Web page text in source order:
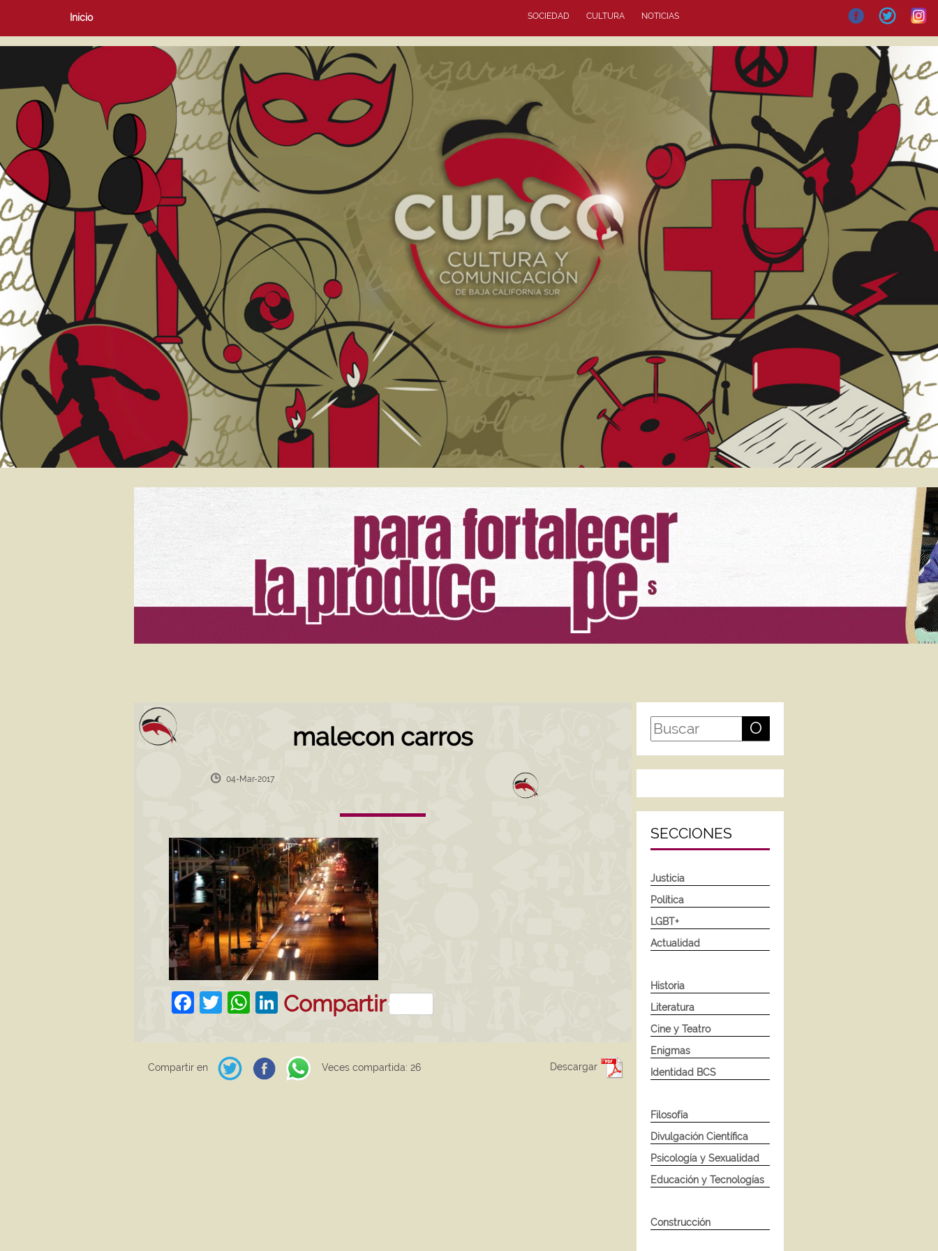
Inicio SOCIEDAD CULTURA NOTICIAS
malecon carros
04-Mar-2017
Facebook
Twitter
WhatsApp
LinkedIn
Compartir
Compartir en Descargar
Veces compartida: 26
O
SECCIONES
Justicia
Política
LGBT+
Actualidad
Historia
Literatura
Cine y Teatro
Enigmas
Identidad BCS
Filosofía
Divulgación Científica
Psicología y Sexualidad
Educación y Tecnologías
Construcción